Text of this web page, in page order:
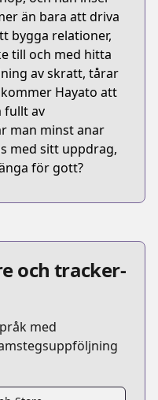
än bara att driva
bygga relationer,
till och med hitta
av skratt, tårar
Hayato att
fullt av
man minst anar
med sitt uppdrag,
för gott?
och tracker-
med